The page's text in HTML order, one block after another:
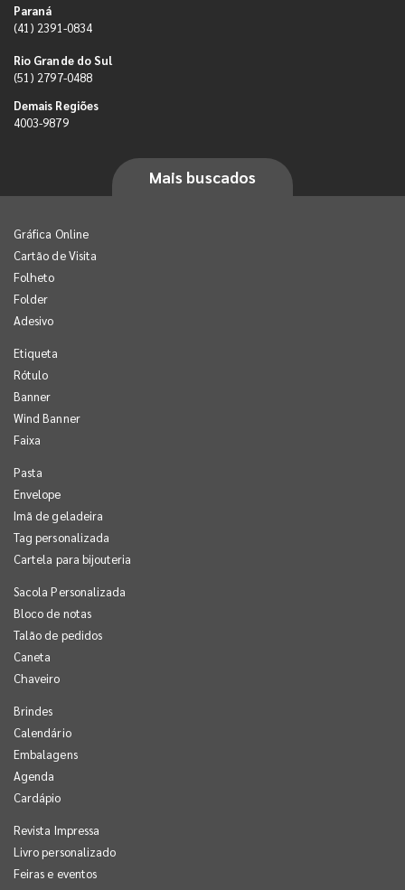
Paraná
(41) 2391-0834
Rio Grande do Sul
(51) 2797-0488
Demais Regiões
4003-9879
Mais buscados
Gráfica Online
Cartão de Visita
Folheto
Folder
Adesivo
Etiqueta
Rótulo
Banner
Wind Banner
Faixa
Pasta
Envelope
Imã de geladeira
Tag personalizada
Cartela para bijouteria
Sacola Personalizada
Bloco de notas
Talão de pedidos
Caneta
Chaveiro
Brindes
Calendário
Embalagens
Agenda
Cardápio
Revista Impressa
Livro personalizado
Feiras e eventos